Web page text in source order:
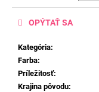
Kategória:
Farba:
Príležitosť:
Krajina pôvodu:
OPÝTAŤ SA